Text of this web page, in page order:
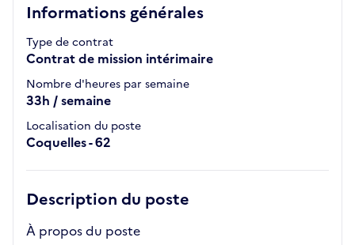
Informations générales
Type de contrat
Contrat de mission intérimaire
Nombre d'heures par semaine
33h / semaine
Localisation du poste
Coquelles - 62
Description du poste
À propos du poste